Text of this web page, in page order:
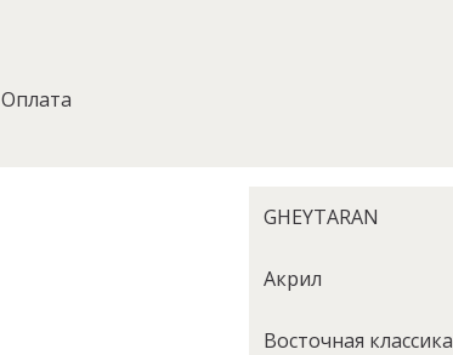
Оплата
GHEYTARAN
Акрил
Восточная классика